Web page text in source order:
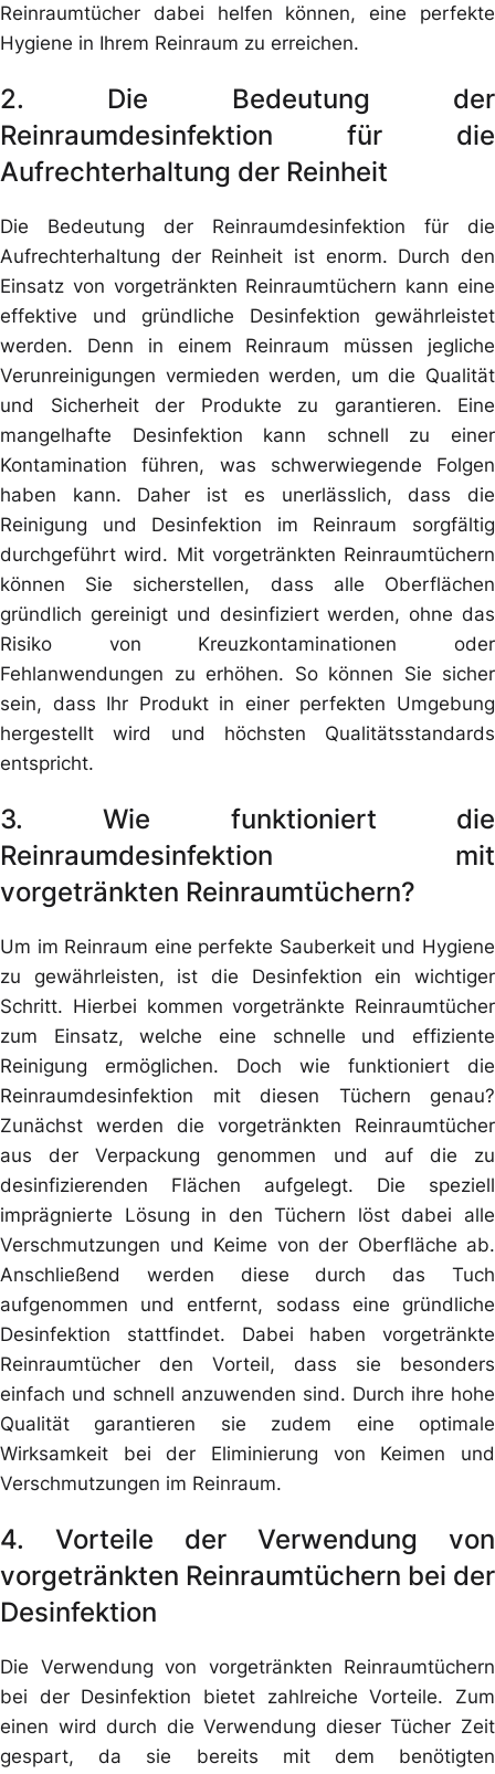
Reinraumtücher dabei helfen können, eine perfekte
Hygiene in Ihrem Reinraum zu erreichen.
2. Die Bedeutung der
Reinraumdesinfektion für die
Aufrechterhaltung der Reinheit
Die Bedeutung der Reinraumdesinfektion für die
Aufrechterhaltung der Reinheit ist enorm. Durch den
Einsatz von vorgetränkten Reinraumtüchern kann eine
effektive und gründliche Desinfektion gewährleistet
werden. Denn in einem Reinraum müssen jegliche
Verunreinigungen vermieden werden, um die Qualität
und Sicherheit der Produkte zu garantieren. Eine
mangelhafte Desinfektion kann schnell zu einer
Kontamination führen, was schwerwiegende Folgen
haben kann. Daher ist es unerlässlich, dass die
Reinigung und Desinfektion im Reinraum sorgfältig
durchgeführt wird. Mit vorgetränkten Reinraumtüchern
können Sie sicherstellen, dass alle Oberflächen
gründlich gereinigt und desinfiziert werden, ohne das
Risiko von Kreuzkontaminationen oder
Fehlanwendungen zu erhöhen. So können Sie sicher
sein, dass Ihr Produkt in einer perfekten Umgebung
hergestellt wird und höchsten Qualitätsstandards
entspricht.
3. Wie funktioniert die
Reinraumdesinfektion mit
vorgetränkten Reinraumtüchern?
Um im Reinraum eine perfekte Sauberkeit und Hygiene
zu gewährleisten, ist die Desinfektion ein wichtiger
Schritt. Hierbei kommen vorgetränkte Reinraumtücher
zum Einsatz, welche eine schnelle und effiziente
Reinigung ermöglichen. Doch wie funktioniert die
Reinraumdesinfektion mit diesen Tüchern genau?
Zunächst werden die vorgetränkten Reinraumtücher
aus der Verpackung genommen und auf die zu
desinfizierenden Flächen aufgelegt. Die speziell
imprägnierte Lösung in den Tüchern löst dabei alle
Verschmutzungen und Keime von der Oberfläche ab.
Anschließend werden diese durch das Tuch
aufgenommen und entfernt, sodass eine gründliche
Desinfektion stattfindet. Dabei haben vorgetränkte
Reinraumtücher den Vorteil, dass sie besonders
einfach und schnell anzuwenden sind. Durch ihre hohe
Qualität garantieren sie zudem eine optimale
Wirksamkeit bei der Eliminierung von Keimen und
Verschmutzungen im Reinraum.
4. Vorteile der Verwendung von
vorgetränkten Reinraumtüchern bei der
Desinfektion
Die Verwendung von vorgetränkten Reinraumtüchern
bei der Desinfektion bietet zahlreiche Vorteile. Zum
einen wird durch die Verwendung dieser Tücher Zeit
gespart, da sie bereits mit dem benötigten